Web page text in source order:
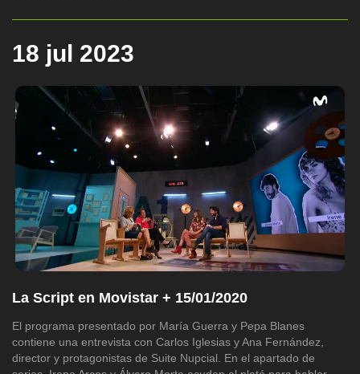
18 jul 2023
La Script en Movistar + 15/01/2020
El programa presentado por María Guerra y Pepa Blanes
contiene una entrevista con Carlos Iglesias y Ana Fernández,
director y protagonistas de Suite Nupcial. En el apartado de